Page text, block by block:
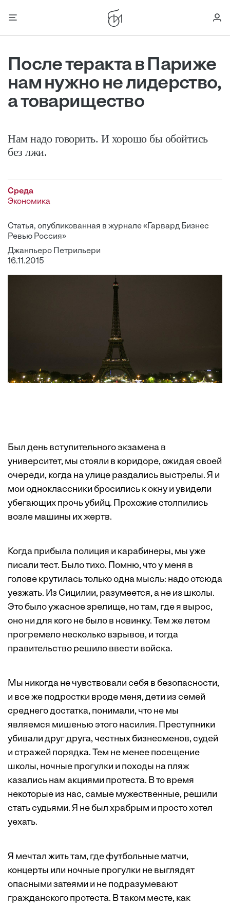
После теракта в Париже
нам нужно не лидерство,
а товарищество
Нам надо говорить. И хорошо бы обойтись
без лжи.
Среда
Экономика
Статья, опубликованная в журнале «Гарвард Бизнес
Ревью Россия»
Джанпьеро Петрильери
16.11.2015
Был день вступительного экзамена в
университет, мы стояли в коридоре, ожидая своей
очереди, когда на улице раздались выстрелы. Я и
мои одноклассники бросились к окну и увидели
убегающих прочь убийц. Прохожие столпились
возле машины их жертв.
Когда прибыла полиция и карабинеры, мы уже
писали тест. Было тихо. Помню, что у меня в
голове крутилась только одна мысль: надо отсюда
уезжать. Из Сицилии, разумеется, а не из школы.
Это было ужасное зрелище, но там, где я вырос,
оно ни для кого не было в новинку. Тем же летом
прогремело несколько взрывов, и тогда
правительство решило ввести войска.
Мы никогда не чувствовали себя в безопасности,
и все же подростки вроде меня, дети из семей
среднего достатка, понимали, что не мы
являемся мишенью этого насилия. Преступники
убивали друг друга, честных бизнесменов, судей
и стражей порядка. Тем не менее посещение
школы, ночные прогулки и походы на пляж
казались нам акциями протеста. В то время
некоторые из нас, самые мужественные, решили
стать судьями. Я не был храбрым и просто хотел
уехать.
Я мечтал жить там, где футбольные матчи,
концерты или ночные прогулки не выглядят
опасными затеями и не подразумевают
гражданского протеста. В таком месте, как